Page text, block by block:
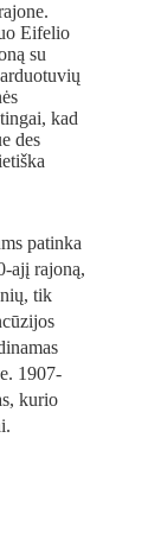
Eifelio
su
kad
des
patinka
ajį rajoną,
tik
1907-
kurio